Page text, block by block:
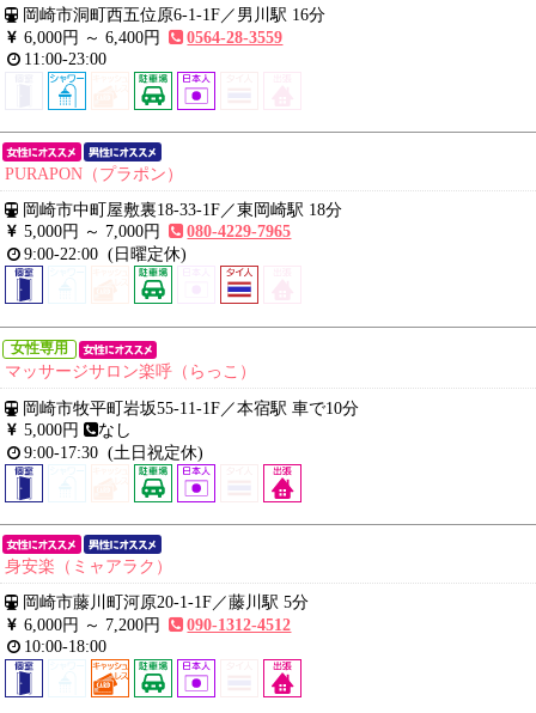
岡崎市洞町西五位原6-1-1F／男川駅 16分
6,000円 ～6,400円
0564-28-3559
11:00-23:00
PURAPON（プラポン）
岡崎市中町屋敷裏18-33-1F／東岡崎駅 18分
5,000円 ～ 7,000円
080-4229-7965
9:00-22:00 (日曜定休)
女性専用
マッサージサロン楽呼（らっこ）
岡崎市牧平町岩坂55-11-1F／本宿駅 車で10分
5,000円
なし
9:00-17:30 (土日祝定休)
身安楽（ミャアラク）
岡崎市藤川町河原20-1-1F／藤川駅 5分
6,000円 ～ 7,200円
090-1312-4512
10:00-18:00